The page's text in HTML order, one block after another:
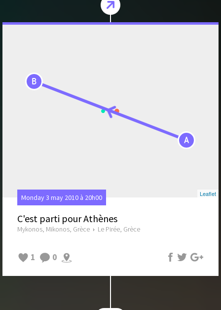
A
B
Leaflet
Monday 3 may 2010 à 20h00
C'est parti pour Athènes
Mykonos, Mikonos, Grèce › Le Pirée, Grèce
1 0